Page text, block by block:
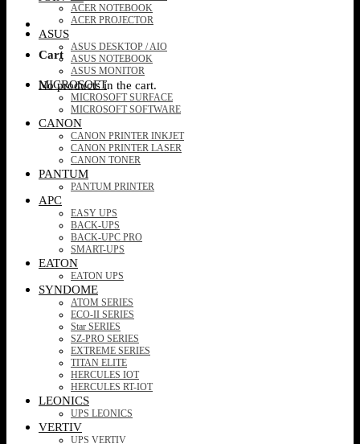
Cart
No products in the cart.
ACER NOTEBOOK
ACER PROJECTOR
ASUS
ASUS DESKTOP / AIO
ASUS NOTEBOOK
ASUS MONITOR
MICROSOFT
MICROSOFT SURFACE
MICROSOFT SOFTWARE
CANON
CANON PRINTER INKJET
CANON PRINTER LASER
CANON TONER
PANTUM
PANTUM PRINTER
APC
EASY UPS
BACK-UPS
BACK-UPC PRO
SMART-UPS
EATON
EATON UPS
SYNDOME
ATOM SERIES
ECO-II SERIES
Star SERIES
SZ-PRO SERIES
EXTREME SERIES
TITAN ELITE
HERCULES IOT
HERCULES RT-IOT
LEONICS
UPS LEONICS
VERTIV
UPS VERTIV